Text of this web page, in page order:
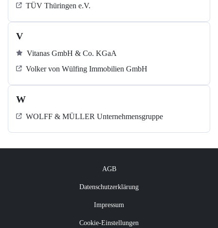
TÜV Thüringen e.V.
V
Vitanas GmbH & Co. KGaA
Volker von Wülfing Immobilien GmbH
W
WOLFF & MÜLLER Unternehmensgruppe
AGB
Datenschutzerklärung
Impressum
Cookie-Einstellungen